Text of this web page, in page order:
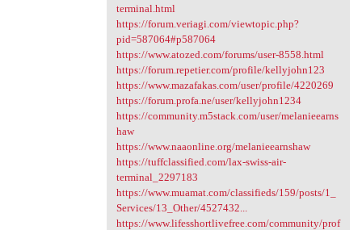
terminal.html
https://forum.veriagi.com/viewtopic.php?
pid=587064#p587064
https://www.atozed.com/forums/user-8558.html
https://forum.repetier.com/profile/kellyjohn123
https://www.mazafakas.com/user/profile/4220269
https://forum.profa.ne/user/kellyjohn1234
https://community.m5stack.com/user/melanieearns
haw
https://www.naaonline.org/melanieearnshaw
https://tuffclassified.com/lax-swiss-air-
terminal_2297183
https://www.muamat.com/classifieds/159/posts/1_
Services/13_Other/4527432...
https://www.lifesshortlivefree.com/community/prof